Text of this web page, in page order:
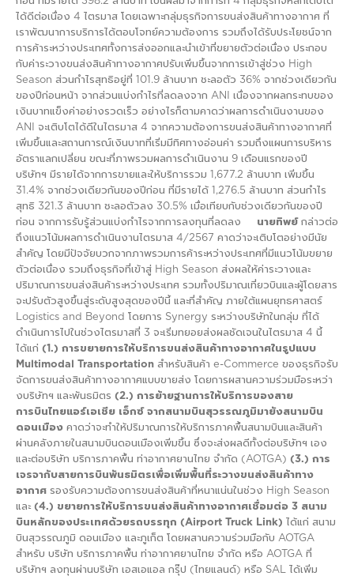
ได้ดีต่อเนื่อง 4 ไตรมาส โดยเฉพาะกลุ่มธุรกิจการขนส่งสินค้าทางอากาศ ที่
เราพัฒนาการบริการได้ตอบโจทย์ความต้องการ รวมถึงได้รับประโยชน์จาก
การค้าระหว่างประเทศทั้งการส่งออกและนำเข้าที่ขยายตัวต่อเนื่อง ประกอบ
กับค่าระวางขนส่งสินค้าทางอากาศปรับเพิ่มขึ้นจากการเข้าสู่ช่วง High
Season ส่วนกำไรสุทธิอยู่ที่ 101.9 ล้านบาท ชะลอตัว 36% จากช่วงเดียวกัน
ของปีก่อนหน้า จากส่วนแบ่งกำไรที่ลดลงจาก ANI เนื่องจากผลกระทบของ
เงินบาทแข็งค่าอย่างรวดเร็ว อย่างไรก็ตามคาดว่าผลการดำเนินงานของ
ANI จะเติบโตได้ดีในไตรมาส 4 จากความต้องการขนส่งสินค้าทางอากาศที่
เพิ่มขึ้นและสถานการณ์เงินบาทที่เริ่มมีทิศทางอ่อนค่า รวมถึงแผนการบริหาร
อัตราแลกเปลี่ยน ขณะที่ภาพรวมผลการดำเนินงาน 9 เดือนแรกของปี
บริษัทฯ มีรายได้จากการขายและให้บริการรวม 1,677.2 ล้านบาท เพิ่มขึ้น
31.4% จากช่วงเดียวกันของปีก่อน ที่มีรายได้ 1,276.5 ล้านบาท ส่วนกำไร
สุทธิ 321.3 ล้านบาท ชะลอตัวลง 30.5% เมื่อเทียบกับช่วงเดียวกันของปี
ก่อน จากการรับรู้ส่วนแบ่งกำไรจากการลงทุนที่ลดลง
นายทิพย์กล่าวต่อ
ถึงแนวโน้มผลการดำเนินงานไตรมาส 4/2567 คาดว่าจะเติบโตอย่างมีนัย
สำคัญ โดยมีปัจจัยบวกจากภาพรวมการค้าระหว่างประเทศที่มีแนวโน้มขยาย
ตัวต่อเนื่อง รวมถึงธุรกิจที่เข้าสู่ High Season ส่งผลให้ค่าระวางและ
ปริมาณการขนส่งสินค้าระหว่างประเทศ รวมทั้งปริมาณเที่ยวบินและผู้โดยสาร
จะปรับตัวสูงขึ้นสู่ระดับสูงสุดของปีนี้ และที่สำคัญ ภายใต้แผนยุทธศาสตร์
Logistics and Beyond โดยการ Synergy ระหว่างบริษัทในกลุ่ม ที่ได้
ดำเนินการไปในช่วงไตรมาสที่ 3 จะเริ่มทยอยส่งผลชัดเจนในไตรมาส 4 นี้
ได้แก่ (1.) การขยายการให้บริการขนส่งสินค้าทางอากาศในรูปแบบ
Multimodal Transportation สำหรับสินค้า e-Commerce ของธุรกิจรับ
จัดการขนส่งสินค้าทางอากาศแบบขายส่ง โดยการผสานความร่วมมือระหว่า
งบริษัทฯ และพันธมิตร (2.) การย้ายฐานการให้บริการของสาย
การบินไทยแอร์เอเชีย เอ็กซ์ จากสนามบินสุวรรณภูมิมายังสนามบิน
ดอนเมือง คาดว่าจะทำให้ปริมาณการให้บริการภาคพื้นสนามบินและสินค้า
ผ่านคลังภายในสนามบินดอนเมืองเพิ่มขึ้น ซึ่งจะส่งผลดีทั้งต่อบริษัทฯ เอง
และต่อบริษัท บริการภาคพื้น ท่าอากาศยานไทย จำกัด (AOTGA) (3.) การ
เจรจากับสายการบินพันธมิตรเพื่อเพิ่มพื้นที่ระวางขนส่งสินค้าทาง
อากาศ รองรับความต้องการขนส่งสินค้าที่หนาแน่นในช่วง High Season
และ (4.) ขยายการให้บริการขนส่งสินค้าทางอากาศเชื่อมต่อ 3 สนาม
บินหลักของประเทศด้วยรถบรรทุก (Airport Truck Link) ได้แก่ สนาม
บินสุวรรณภูมิ ดอนเมือง และภูเก็ต โดยผสานความร่วมมือกับ AOTGA
สำหรับ บริษัท บริการภาคพื้น ท่าอากาศยานไทย จำกัด หรือ AOTGA ที่
บริษัทฯ ลงทุนผ่านบริษัท เอสเอแอล กรุ๊ป (ไทยแลนด์) หรือ SAL ได้เพิ่ม